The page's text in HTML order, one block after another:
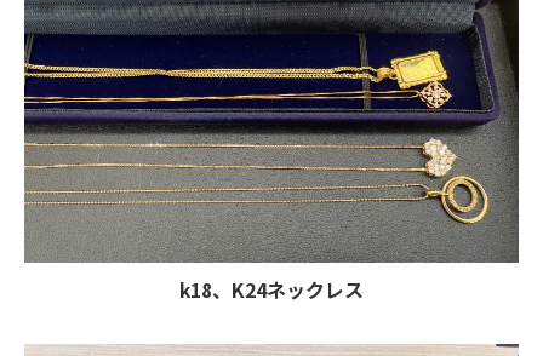
k18、K24ネックレス